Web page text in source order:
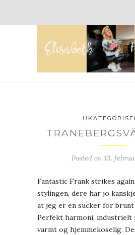
Posted on 13.
Fantastic Frank strikes
stylingen, dere har jo
at jeg er en sucker for
Perfekt harmoni, industrielt
varmt og hjemmekoselig.